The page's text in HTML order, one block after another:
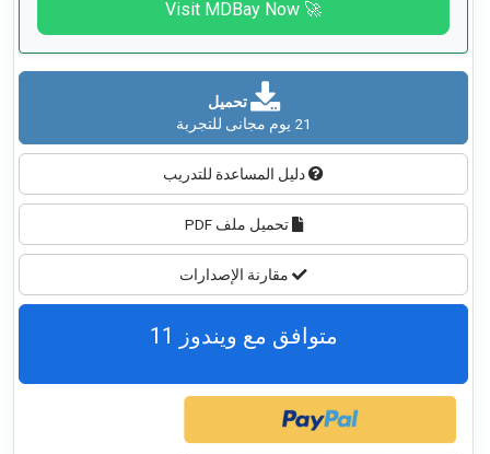
🚀 Visit MDBay Now
تحميل
21 يوم مجانى للتجربة
دليل المساعدة للتدريب
تحميل ملف PDF
مقارنة الإصدارات
متوافق مع ويندوز 11